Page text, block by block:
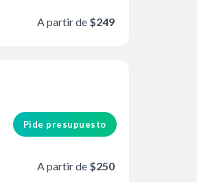
A partir de $249
Pide presupuesto
A partir de $250